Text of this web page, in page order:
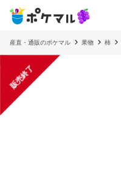
産直・通販のポケマル 果物 柿
販売終了